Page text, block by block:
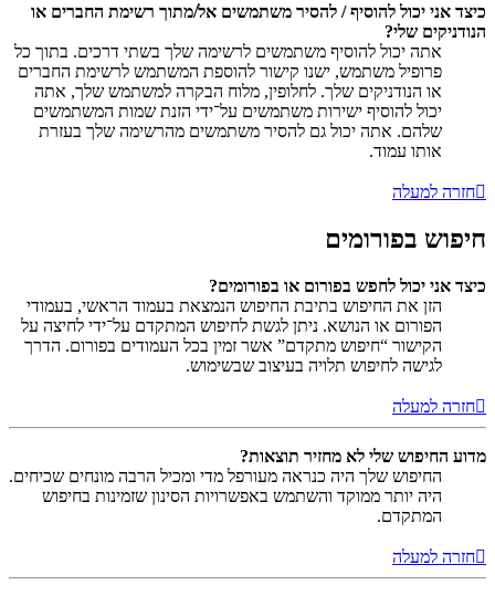
כיצד אני יכול להוסיף / להסיר משתמשים אל/מתוך רשימת החברים או
הנודניקים שלי?
אתה יכול להוסיף משתמשים לרשימה שלך בשתי דרכים. בתוך כל
פרופיל משתמש, ישנו קישור להוספת המשתמש לרשימת החברים
או הנודניקים שלך. לחלופין, מלוח הבקרה למשתמש שלך, אתה
יכול להוסיף ישירות משתמשים על־ידי הזנת שמות המשתמשים
שלהם. אתה יכול גם להסיר משתמשים מהרשימה שלך בעזרת
אותו עמוד.
חזרה למעלה
חיפוש בפורומים
כיצד אני יכול לחפש בפורום או בפורומים?
הזן את החיפוש בתיבת החיפוש הנמצאת בעמוד הראשי, בעמודי
הפורום או הנושא. ניתן לגשת לחיפוש המתקדם על־ידי לחיצה על
הקישור “חיפוש מתקדם” אשר זמין בכל העמודים בפורום. הדרך
לגישה לחיפוש תלויה בעיצוב שבשימוש.
חזרה למעלה
מדוע החיפוש שלי לא מחזיר תוצאות?
החיפוש שלך היה כנראה מעורפל מדי ומכיל הרבה מונחים שכיחים.
היה יותר ממוקד והשתמש באפשרויות הסינון שזמינות בחיפוש
המתקדם.
חזרה למעלה